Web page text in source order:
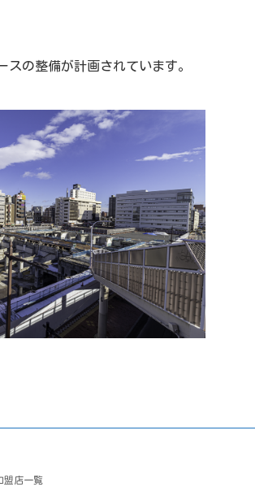
の整備が計画されています。
盟店一覧